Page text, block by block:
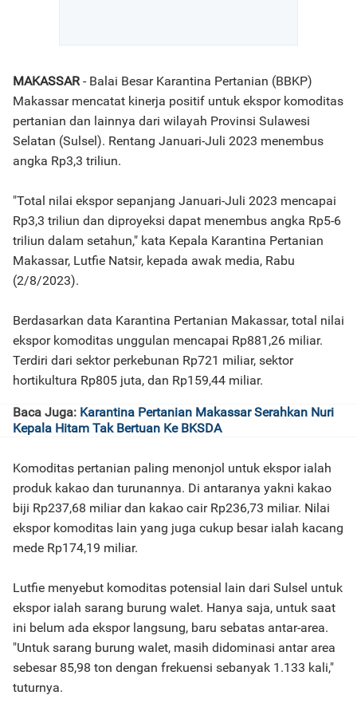
MAKASSAR- Balai Besar Karantina Pertanian (BBKP)
Makassar mencatat kinerja positif untuk ekspor komoditas
pertanian dan lainnya dari wilayah Provinsi Sulawesi
Selatan (Sulsel). Rentang Januari-Juli 2023 menembus
angka Rp3,3 triliun.
"Total nilai ekspor sepanjang Januari-Juli 2023 mencapai
Rp3,3 triliun dan diproyeksi dapat menembus angka Rp5-6
triliun dalam setahun," kata Kepala Karantina Pertanian
Makassar, Lutfie Natsir, kepada awak media, Rabu
(2/8/2023).
Berdasarkan data Karantina Pertanian Makassar, total nilai
ekspor komoditas unggulan mencapai Rp881,26 miliar.
Terdiri dari sektor perkebunan Rp721 miliar, sektor
hortikultura Rp805 juta, dan Rp159,44 miliar.
Baca Juga: Karantina Pertanian Makassar Serahkan Nuri
Kepala Hitam Tak Bertuan Ke BKSDA
Komoditas pertanian paling menonjol untuk ekspor ialah
produk kakao dan turunannya. Di antaranya yakni kakao
biji Rp237,68 miliar dan kakao cair Rp236,73 miliar. Nilai
ekspor komoditas lain yang juga cukup besar ialah kacang
mede Rp174,19 miliar.
Lutfie menyebut komoditas potensial lain dari Sulsel untuk
ekspor ialah sarang burung walet. Hanya saja, untuk saat
ini belum ada ekspor langsung, baru sebatas antar-area.
"Untuk sarang burung walet, masih didominasi antar area
sebesar 85,98 ton dengan frekuensi sebanyak 1.133 kali,"
tuturnya.